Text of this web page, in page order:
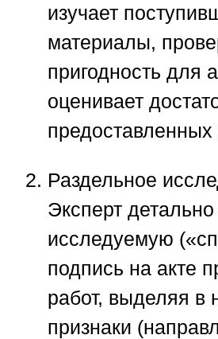
изучает
материалы,
пригодность для
оценивает
предоставленных
Раздельное
Эксперт
исследуемую
подпись на акте
работ, выделяя в
признаки